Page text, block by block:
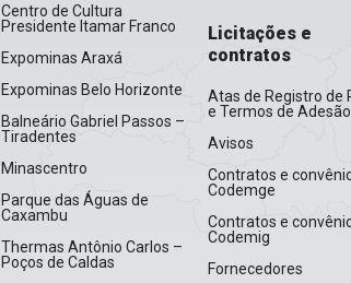
Centro de Cultura
Presidente Itamar Franco
Expominas Araxá
Expominas Belo Horizonte
Balneário Gabriel Passos –
Tiradentes
Minascentro
Parque das Águas de
Caxambu
Thermas Antônio Carlos –
Poços de Caldas
Licitações e
contratos
Atas de Registro de
e Termos de Adesão
Avisos
Contratos e
Codemge
Contratos e
Codemig
Fornecedores